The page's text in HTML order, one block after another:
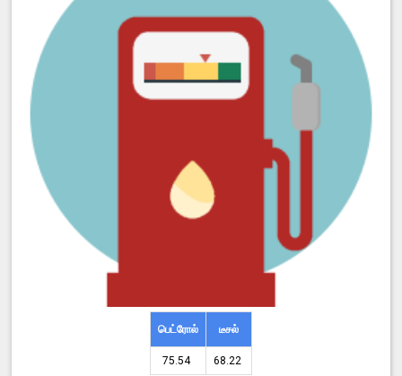
பெட்ரோல் டீசல்
75.54 ₹ 68.22 ₹